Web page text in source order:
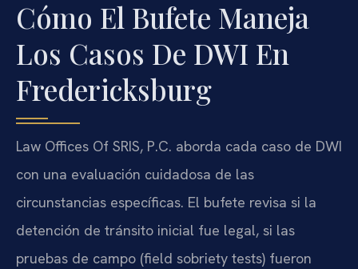
Cómo El Bufete Maneja
Los Casos De DWI En
Fredericksburg
Law Offices Of SRIS, P.C. aborda cada caso de DWI
con una evaluación cuidadosa de las
circunstancias específicas. El bufete revisa si la
detención de tránsito inicial fue legal, si las
pruebas de campo (field sobriety tests) fueron